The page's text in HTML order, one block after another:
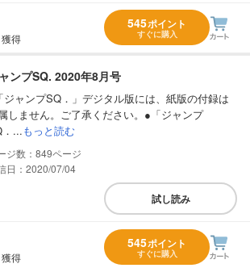
獲得
545ポイント
すぐに購入
ンプSQ. 2020年8月号
ジャンプSQ．」デジタル版には、紙版の付録は
しません。ご了承ください。●「ジャンプ
...もっと読む
849
日：2020/07/04
試し読み
獲得
545ポイント
すぐに購入